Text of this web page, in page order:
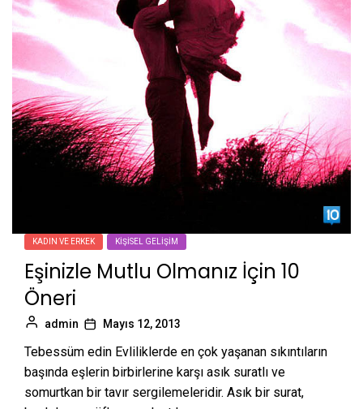
KADIN VE ERKEK KIŞISEL GELIŞIM
Eşinizle Mutlu Olmanız İçin 10
Öneri
admin Mayıs 12, 2013
Tebessüm edin Evliliklerde en çok yaşanan sıkıntıların
başında eşlerin birbirlerine karşı asık suratlı ve
somurtkan bir tavır sergilemeleridir. Asık bir surat,